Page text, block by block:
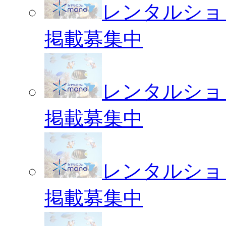
レンタルシ
掲載募集中
レンタルシ
掲載募集中
レンタルシ
掲載募集中